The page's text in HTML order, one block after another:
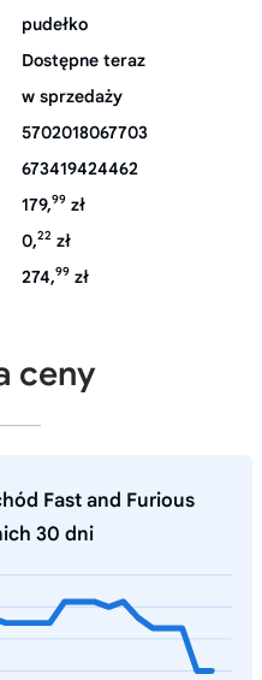
pudełko
Dostępne teraz
w sprzedaży
5702018067703
673419424462
179,99 zł
0,22 zł
274,99 zł
ceny
Fast and Furious
30 dni